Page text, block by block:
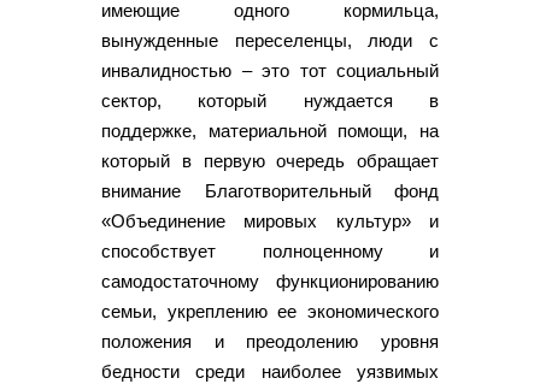
имеющие одного кормильца,
вынужденные переселенцы, люди с
инвалидностью – это тот социальный
сектор, который нуждается в
поддержке, материальной помощи, на
который в первую очередь обращает
внимание Благотворительный фонд
«Объединение мировых культур» и
способствует полноценному и
самодостаточному функционированию
семьи, укреплению ее экономического
положения и преодолению уровня
бедности среди наиболее уязвимых